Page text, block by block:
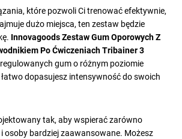
które pozwoli Ci trenować efektywnie,
dużo miejsca, ten zestaw będzie
Innovagoods Zestaw Gum Oporowych Z
Po Ćwiczeniach Tribainer 3
gum o różnym poziomie
dopasujesz intensywność do swoich
tak, aby wspierać zarówno
osoby bardziej zaawansowane. Możesz